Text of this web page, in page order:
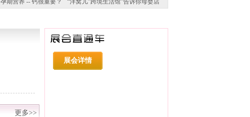
孕期营养 -- 钙很重要？
“洋窝儿”跨境生活馆”告诉你母婴店
更多>>
展会详情